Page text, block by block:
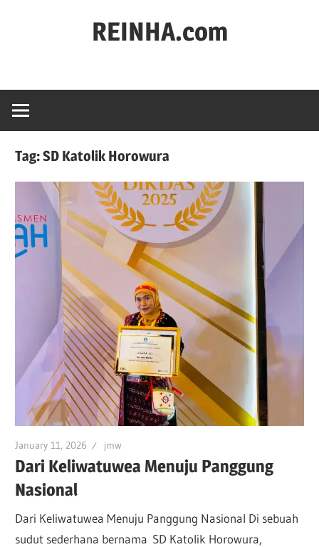
REINHA.com
Tag:SD Katolik Horowura
January 11, 2026 jmw
Dari Keliwatuwea Menuju Panggung
Nasional
Dari Keliwatuwea Menuju Panggung Nasional Di sebuah
sudut sederhana bernama SD Katolik Horowura,